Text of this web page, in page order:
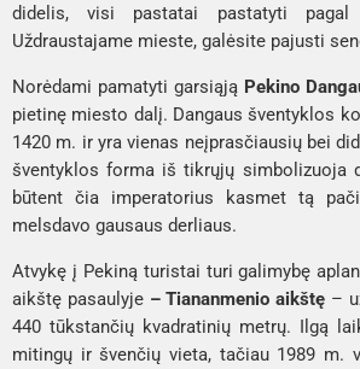
didelis, visi pastatai pastatyti pagal
Uždraustajame mieste, galėsite pajusti
Norėdami pamatyti garsiąją Pekino
pietinę miesto dalį. Dangaus šventyklos
1420 m. ir yra vienas neįprasčiausių bei
šventyklos forma iš tikrųjų simbolizuoja
būtent čia imperatorius kasmet tą
melsdavo gausaus derliaus.
Atvykę į Pekiną turistai turi galimybę
aikštę pasaulyje– Tiananmenio aikštę –
440 tūkstančių kvadratinių metrų. Ilgą
mitingų ir švenčių vieta, tačiau 1989 m.